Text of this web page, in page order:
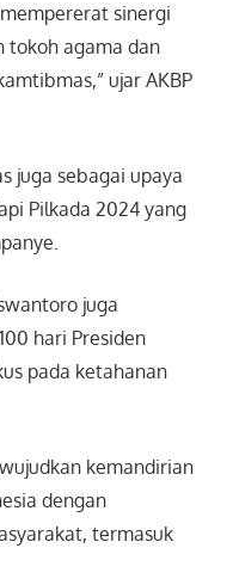
sinergi
tokoh agama dan
ujar AKBP
juga sebagai upaya
Pilkada 2024 yang
juga
hari Presiden
pada ketahanan
kemandirian
dengan
termasuk